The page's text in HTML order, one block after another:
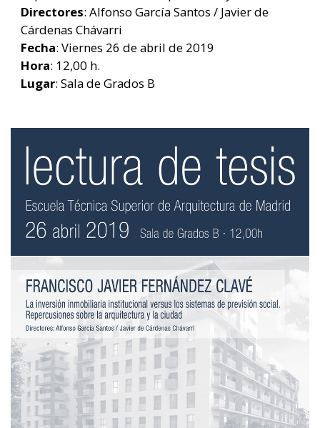
Directores: Alfonso García Santos / Javier de
Cárdenas Chávarri
Fecha: Viernes 26 de abril de 2019
Hora: 12,00 h.
Lugar: Sala de Grados B